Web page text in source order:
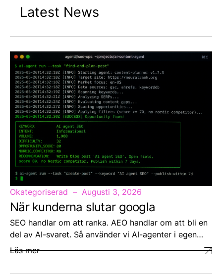
Latest News
Okategoriserad Augusti 3, 2026
När kunderna slutar googla
SEO handlar om att ranka. AEO handlar om att bli en
del av AI-svaret. Så använder vi AI-agenter i egen…
Läs mer